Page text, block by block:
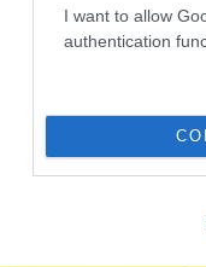
I want to allow
authentication